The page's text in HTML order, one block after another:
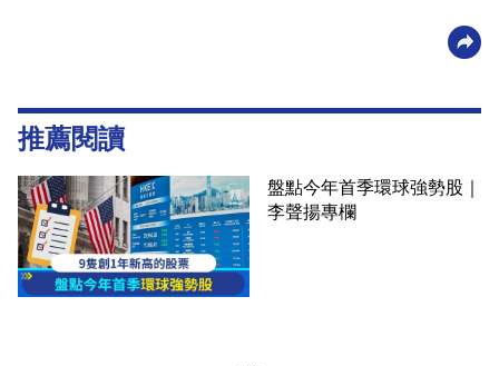
推薦閱讀
盤點今年首季環球強勢股｜
李聲揚專欄